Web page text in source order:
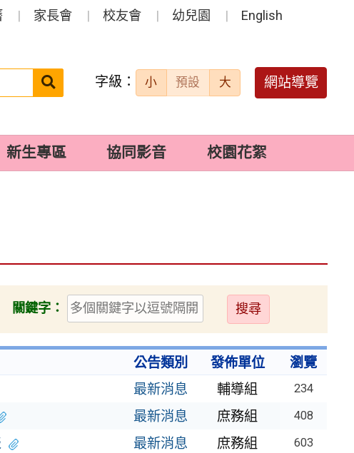
家長會 校友會 幼兒園 English
搜
送出 字級： 小 預設 大 網站導覽
新生專區 協同影音 校園花絮
關鍵字：
送
出
公告類別 發佈單位
瀏覽
最新消息 輔導組 234
最新消息 庶務組 408
最新消息 庶務組 603